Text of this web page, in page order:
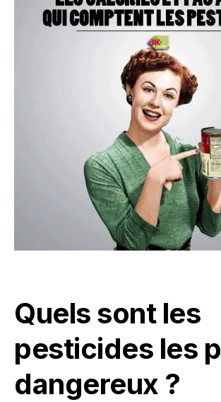
Quels sont les
pesticides les
dangereux ?